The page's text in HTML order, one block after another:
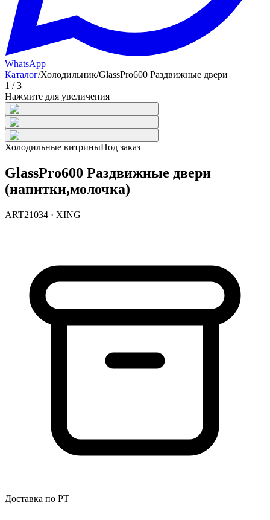
WhatsApp
Каталог/Холодильник/GlassPro600 Раздвижные двери
1 /3
Нажмите для увеличения
Холодильные витриныПод заказ
GlassPro600 Раздвижные двери
(напитки,молочка)
ART21034 · XING
Доставка по РТ